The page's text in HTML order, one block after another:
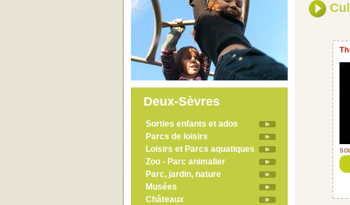
Deux-Sèvres
Sorties enfants et ados
Parcs de loisirs
Loisirs et Parcs aquatiques
Zoo - Parc animalier
Parc, jardin, nature
Musées
Châteaux